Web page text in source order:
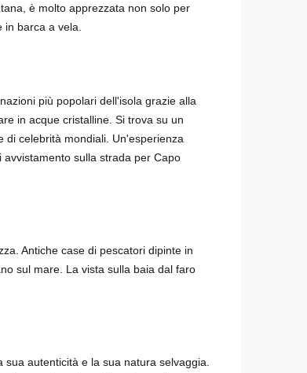
è molto apprezzata non solo per
barca a vela.
più popolari dell'isola grazie alla
in acque cristalline. Si trova su un
di celebrità mondiali. Un'esperienza
sulla strada per Capo
Antiche case di pescatori dipinte in
sul mare. La vista sulla baia dal faro
autenticità e la sua natura selvaggia.